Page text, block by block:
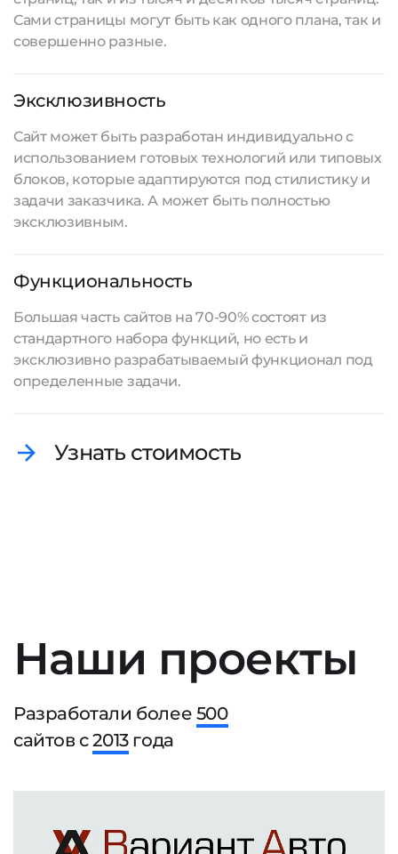
Сами страницы могут быть как одного плана, так и
совершенно разные.
Эксклюзивность
Сайт может быть разработан индивидуально с
использованием готовых технологий или типовых
блоков, которые адаптируются под стилистику и
задачи заказчика. А может быть полностью
эксклюзивным.
Функциональность
Большая часть сайтов на 70-90% состоят из
стандартного набора функций, но есть и
эксклюзивно разрабатываемый функционал под
определенные задачи.
Узнать стоимость
Наши проекты
Разработали более 500
сайтов с2013года